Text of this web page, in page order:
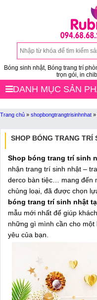
Bóng sinh nhật, Bóng trang trí
trọn gói, in
DANH MỤC SẢN
Trang chủ » shopbongtrangtrisinhnhat »
SHOP BÓNG TRANG
Shop bóng trang trí sinh
nhận trang trí sinh nhật –
derco bàn tiệc… mang đến
chủng loại, đã được chọn
bóng trang trí sinh nhật
mẫu mới nhất để giúp
những gì mình cần cho
yêu của bạn.